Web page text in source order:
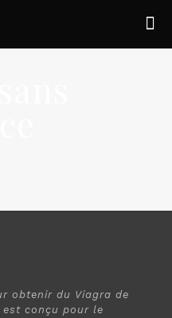
obtenir du Viagra de
conçu pour le